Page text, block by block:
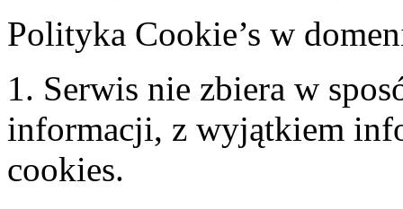
Polityka Cookie’s w
1. Serwis nie zbiera w
informacji, z wyjątkiem
cookies.